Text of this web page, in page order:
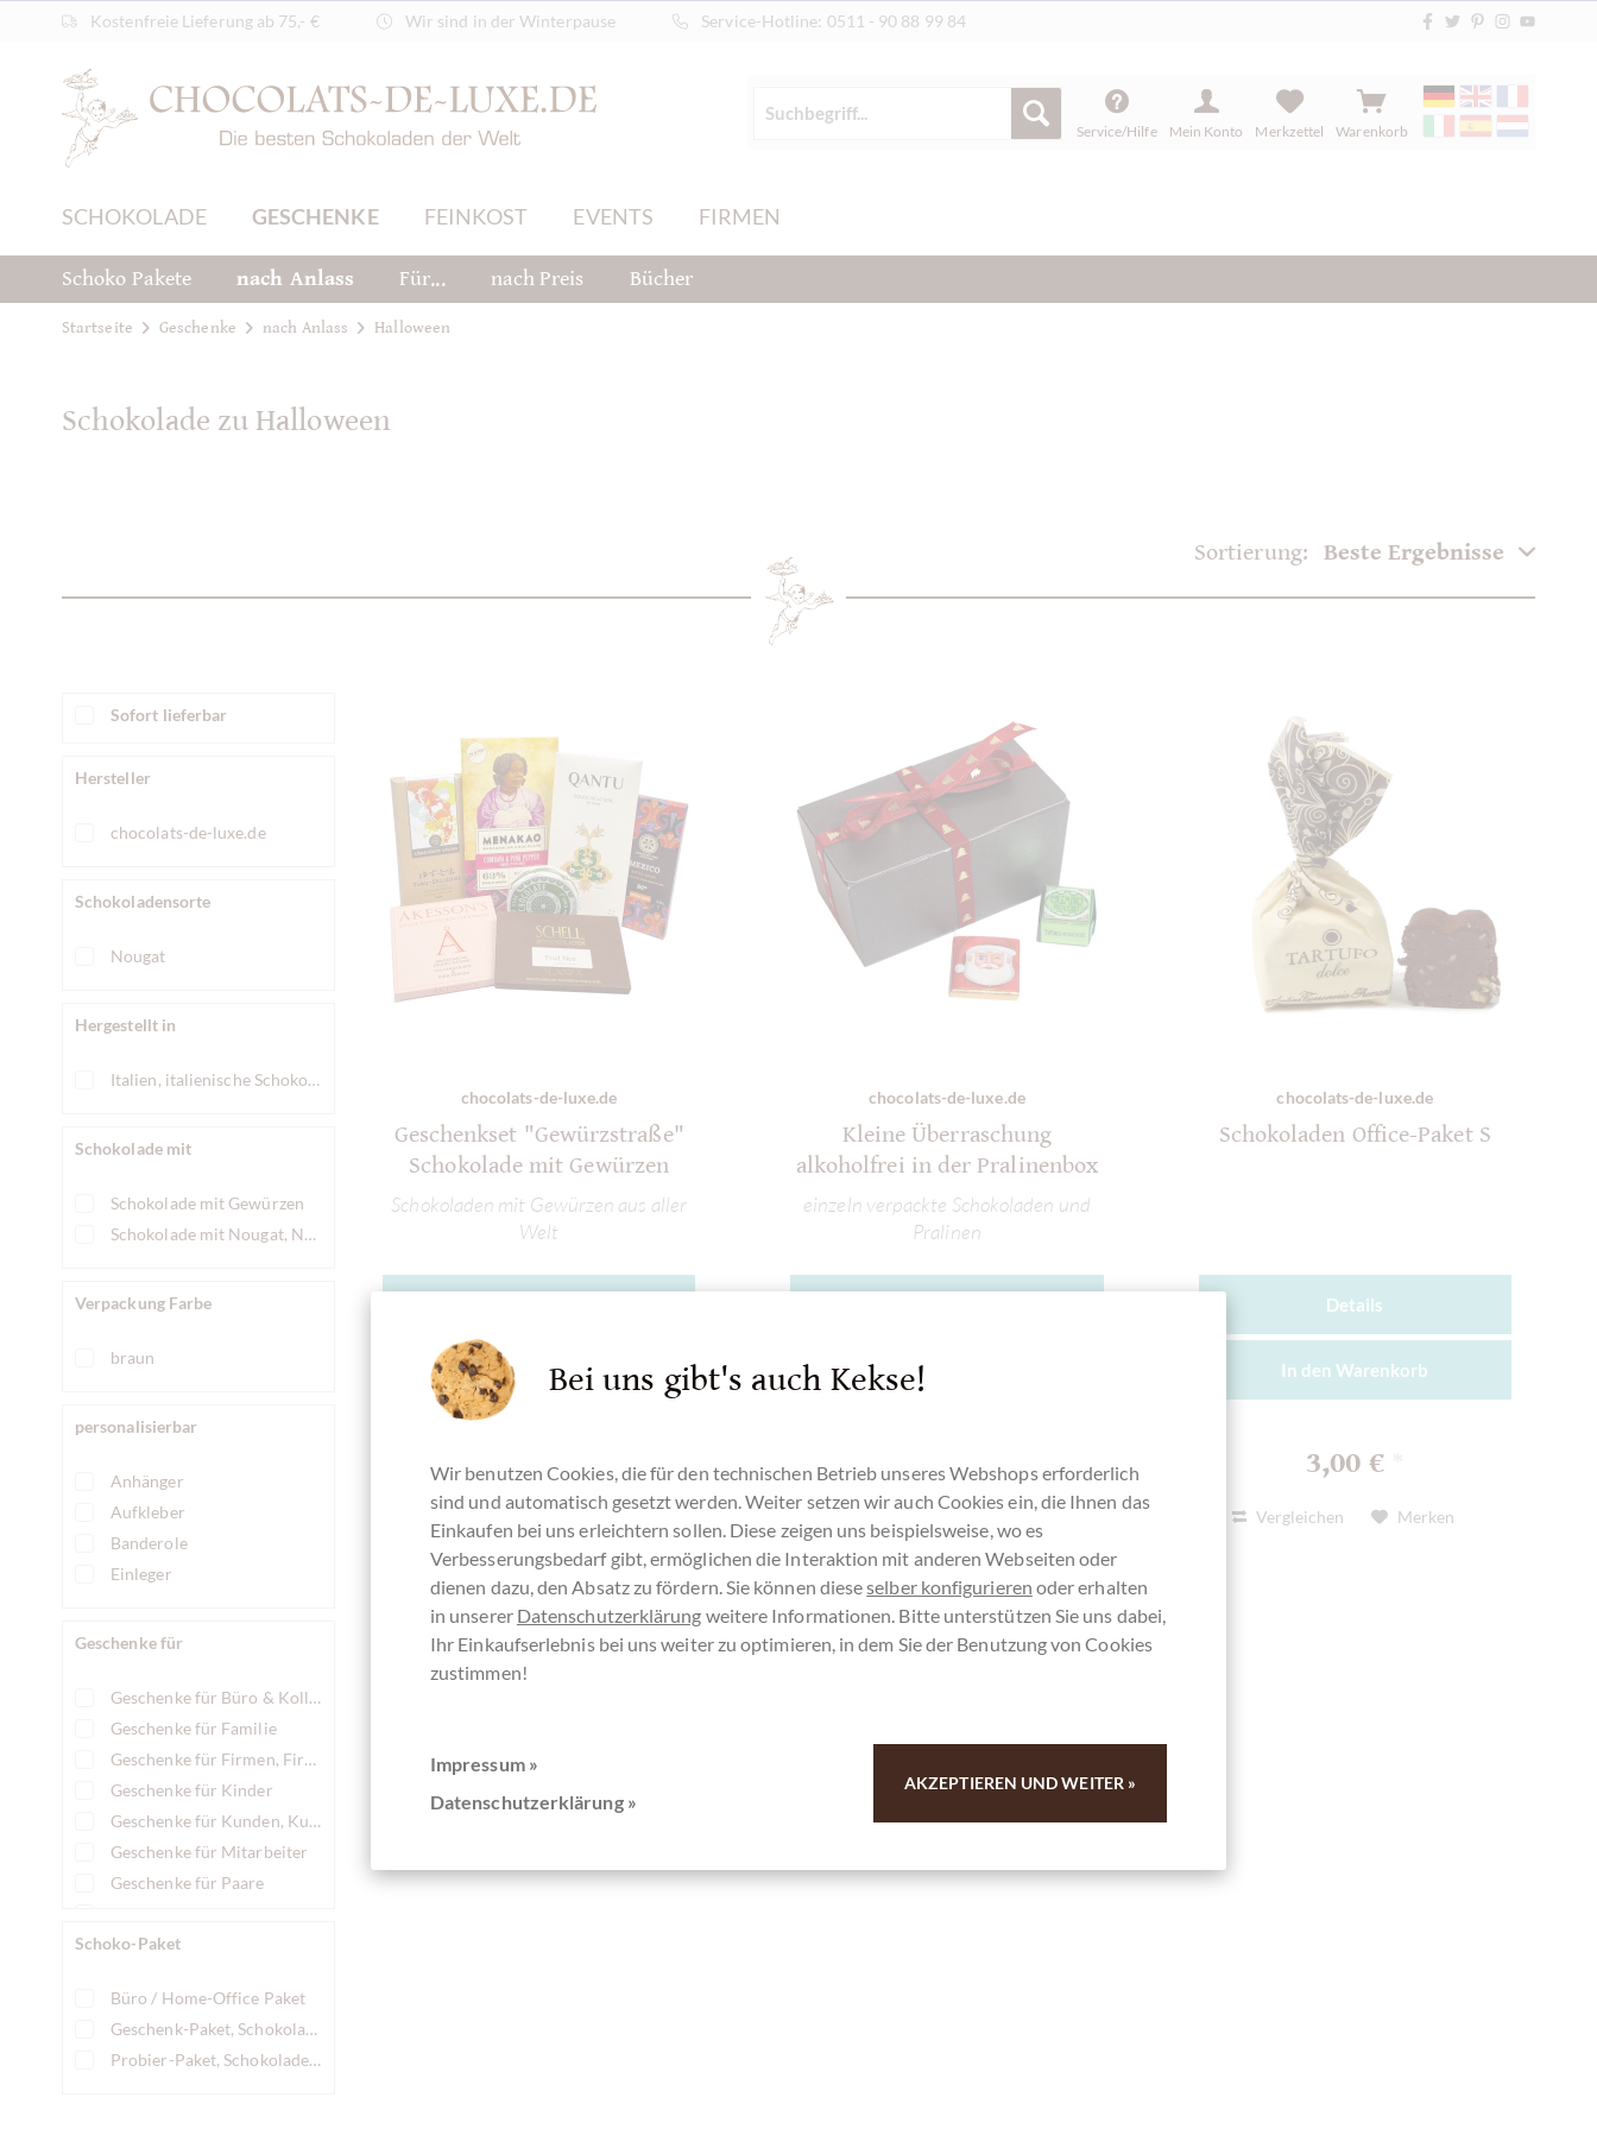
Kostenfreie Lieferung ab 75,- € Wir sind in der Winterpause Service-Hotline: 0511 - 90 88 99 84
Service/Hilfe Mein Konto Merkzettel Warenkorb
SCHOKOLADE GESCHENKE FEINKOST EVENTS FIRMEN
Schoko Pakete nach Anlass Für... nach Preis Bücher
Startseite Geschenke nach Anlass Halloween
Schokolade zu Halloween
Sortierung:
Sofort lieferbar
Hersteller
chocolats-de-luxe.de
Schokoladensorte
Nougat
Hergestellt in
Italien, italienische Schokolade
Schokolade mit
Schokolade mit Gewürzen
Schokolade mit Nougat, Nougatschokolade
Verpackung Farbe
braun
personalisierbar
Anhänger
Aufkleber
Banderole
Einleger
Geschenke für
Geschenke für Büro & Kollegen
Geschenke für Familie
Geschenke für Firmen, Firmengeschenke
Geschenke für Kinder
Geschenke für Kunden, Kundengeschenke
Geschenke für Mitarbeiter
Geschenke für Paare
Geschenke für Frauen
Schoko-Paket
Büro / Home-Office Paket
Geschenk-Paket, Schokoladen Geschenk Paket
Probier-Paket, Schokoladen Probierpaket
chocolats-de-luxe.de
Geschenkset "Gewürzstraße"
Schokolade mit Gewürzen
Schokoladen mit Gewürzen aus aller
Welt
Derzeit ausverkauft !
Merken
chocolats-de-luxe.de
Kleine Überraschung
alkoholfrei in der Pralinenbox
einzeln verpackte Schokoladen und
Pralinen
Derzeit ausverkauft !
Merken
chocolats-de-luxe.de
Schokoladen Office-Paket S
Details
In den Warenkorb
3,00 €
Vergleichen Merken
Bei uns gibt's auch Kekse!
Wir benutzen Cookies, die für den technischen Betrieb unseres Webshops erforderlich
sind und automatisch gesetzt werden. Weiter setzen wir auch Cookies ein, die Ihnen das
Einkaufen bei uns erleichtern sollen. Diese zeigen uns beispielsweise, wo es
Verbesserungsbedarf gibt, ermöglichen die Interaktion mit anderen Webseiten oder
dienen dazu, den Absatz zu fördern. Sie können dieseselber konfigurieren oder erhalten
in unserer Datenschutzerklärung weitere Informationen. Bitte unterstützen Sie uns dabei,
Ihr Einkaufserlebnis bei uns weiter zu optimieren, in dem Sie der Benutzung von Cookies
zustimmen!
Impressum »
Datenschutzerklärung »
AKZEPTIEREN UND WEITER »